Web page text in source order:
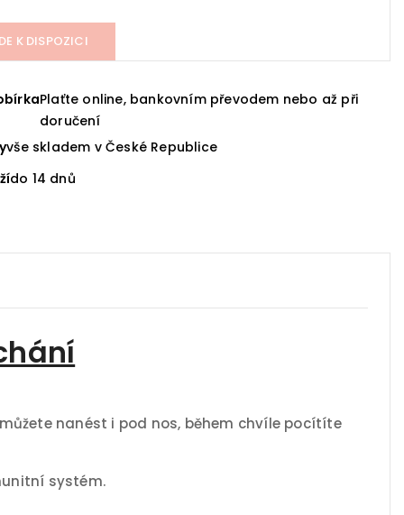
K DISPOZICI
Plaťte online, bankovním převodem nebo až při
doručení
vše skladem v České Republice
do 14 dnů
nanést i pod nos, během chvíle pocítíte
systém.